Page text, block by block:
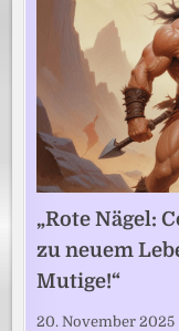
„Rote Nägel:
zu neuem
Mutige!“
20. November 2025